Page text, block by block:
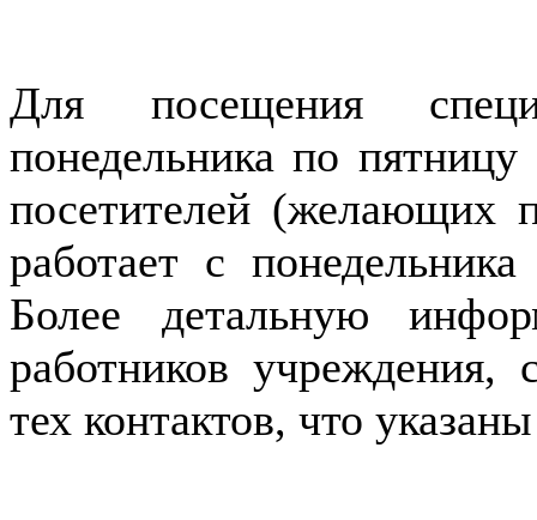
Для посещения
понедельника по
посетителей (желающих
работает с
Более детальную
работников
тех контактов, что